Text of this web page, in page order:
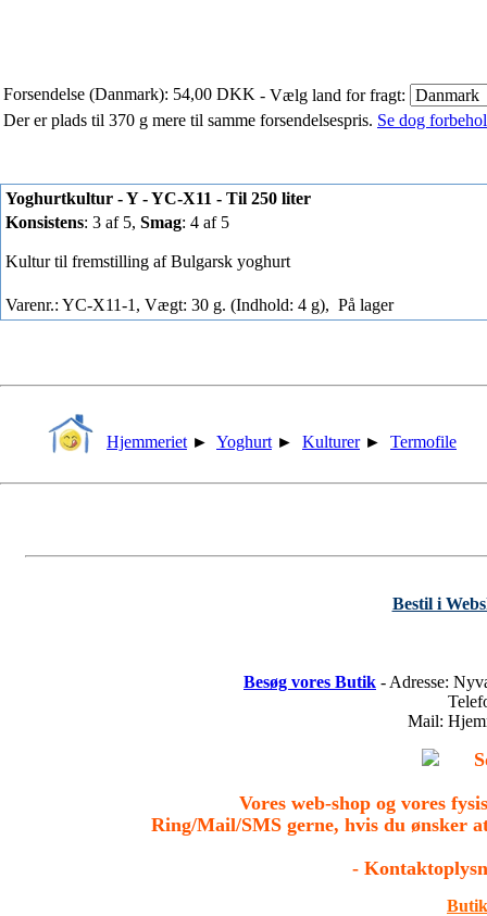
Forsendelse (Danmark): 54,00 DKK - Vælg land for fragt:
Der er plads til 370 g mere til samme forsendelsespris. Se dog
Yoghurtkultur - Y - YC-X11 - Til 250 liter
Konsistens: 3 af 5, Smag: 4 af 5
Kultur til fremstilling af Bulgarsk yoghurt
Varenr.: YC-X11-1, Vægt: 30 g. (Indhold: 4 g), På lager
Hjemmeriet ► Yoghurt ► Kulturer ► Termofile
Bestil i
Besøg vores Butik - Adresse:
Mail:
Vores web-shop og vores
Ring/Mail/SMS gerne, hvis du ønsker
-